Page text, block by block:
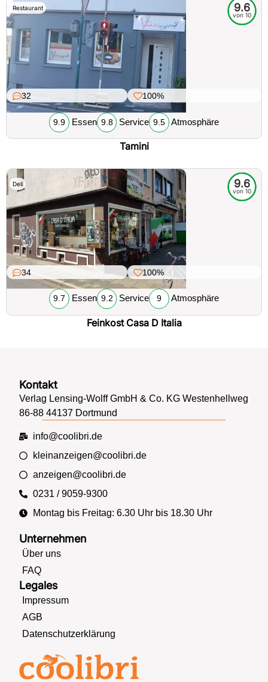
Restaurant 9.6
von 10
32 100%
9.9 Essen 9.8 Service 9.5 Atmosphäre
Tamini
Deli 9.6
von 10
34 100%
9.7 Essen 9.2 Service 9 Atmosphäre
Feinkost Casa D Italia
Unternehmen
Über uns
FAQ
Legales
Impressum
AGB
Datenschutzerklärung
Kontakt
Verlag Lensing-Wolff GmbH & Co. KG Westenhellweg
86-88 44137 Dortmund
info@coolibri.de
kleinanzeigen@coolibri.de
anzeigen@coolibri.de
0231 / 9059-9300
Montag bis Freitag: 6.30 Uhr bis 18.30 Uhr